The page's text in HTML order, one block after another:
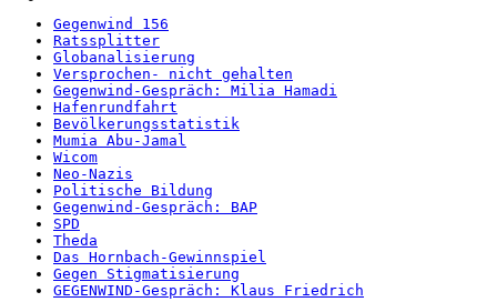
Gegenwind 156
Ratssplitter
Globanalisierung
Versprochen- nicht gehalten
Gegenwind-Gespräch: Milia Hamadi
Hafenrundfahrt
Bevölkerungsstatistik
Mumia Abu-Jamal
Wicom
Neo-Nazis
Politische Bildung
Gegenwind-Gespräch: BAP
SPD
Theda
Das Hornbach-Gewinnspiel
Gegen Stigmatisierung
GEGENWIND-Gespräch: Klaus Friedrich